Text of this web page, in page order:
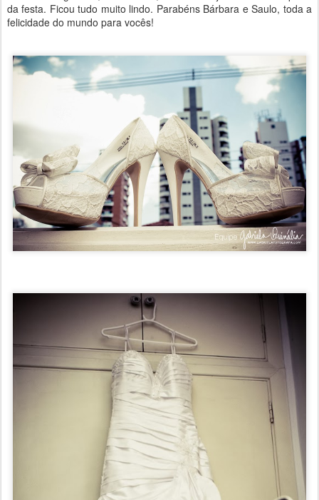
da festa. Ficou tudo muito lindo. Parabéns Bárbara e Saulo, toda a
felicidade do mundo para vocês!